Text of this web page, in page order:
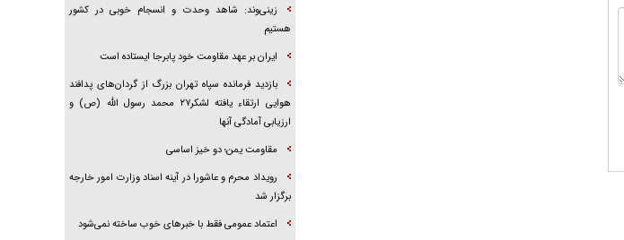
زینی‌وند: شاهد وحدت و انسجام خوبی در کشور
هستیم
ایران بر عهد مقاومت خود پابرجا ایستاده است
بازدید فرمانده سپاه تهران بزرگ از گردان‌های پدافند
هوایی ارتقاء یافته لشکر۲۷ محمد رسول الله (ص) و
ارزیابی آمادگی آنها
مقاومت یمن؛ دو خیز اساسی
رویداد محرم و عاشورا در آینه اسناد وزارت امور خارجه
برگزار شد
اعتماد عمومی فقط با خبرهای خوب ساخته نمی‌شود